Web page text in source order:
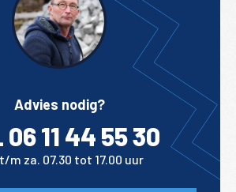
Advies nodig?
06 11 44 55 30
m za. 07.30 tot 17.00 uur